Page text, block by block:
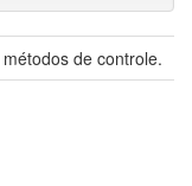
de controle.